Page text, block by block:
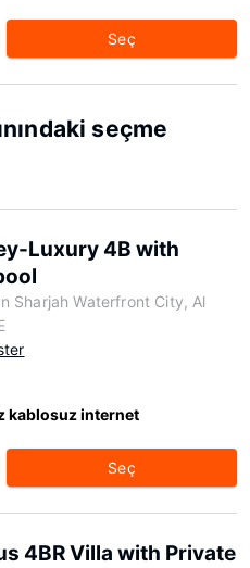
Seç
seçme
Luxury 4B with
Sharjah Waterfront City, Al
kablosuz internet
Seç
4BR Villa with Private